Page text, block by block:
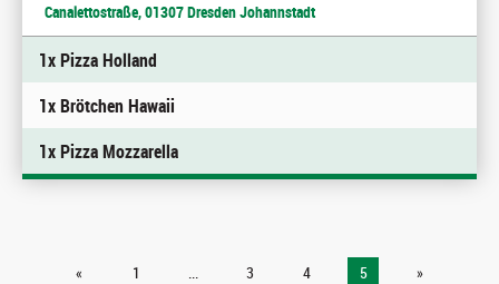
Canalettostraße, 01307 Dresden Johannstadt
1x Pizza Holland
1x Brötchen Hawaii
1x Pizza Mozzarella
« 1 ... 3 4 5 »